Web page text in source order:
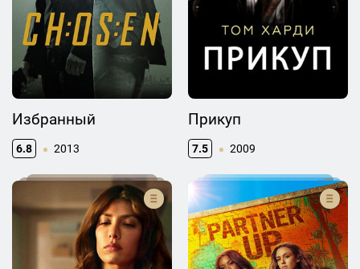
Избранный
6.8 2013
Прикуп
7.5 2009